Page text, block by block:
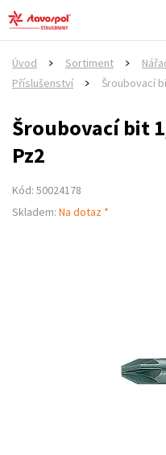
Úvod Sortiment
Příslušenství
Šroubovací
Šroubovací bit
Pz2
Kód: 50024178
Skladem: Na dotaz *